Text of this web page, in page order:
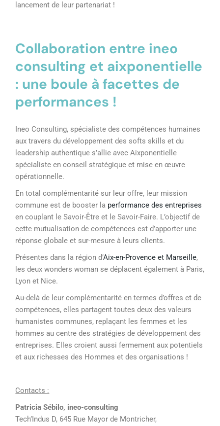
lancement de leur partenariat !
Collaboration entre ineo
consulting et aixponentielle
: une boule à facettes de
performances !
Ineo Consulting, spécialiste des compétences humaines
aux travers du développement des softs skills et du
leadership authentique s’allie avec Aixponentielle
spécialiste en conseil stratégique et mise en œuvre
opérationnelle.
En total complémentarité sur leur offre, leur mission
commune est de booster la performance des entreprises
en couplant le Savoir-Être et le Savoir-Faire. L’objectif de
cette mutualisation de compétences est d’apporter une
réponse globale et sur-mesure à leurs clients.
Présentes dans la région d’Aix-en-Provence et Marseille,
les deux wonders woman se déplacent également à Paris,
Lyon et Nice.
Au-delà de leur complémentarité en termes d’offres et de
compétences, elles partagent toutes deux des valeurs
humanistes communes, replaçant les femmes et les
hommes au centre des stratégies de développement des
entreprises. Elles croient aussi fermement aux potentiels
et aux richesses des Hommes et des organisations !
Contacts :
Patricia Sébilo, ineo-consulting
Tech’Indus D, 645 Rue Mayor de Montricher,